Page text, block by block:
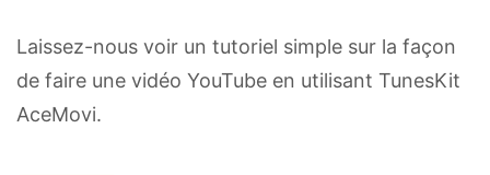
Laissez-nous voir un tutoriel simple sur la façon
de faire une vidéo YouTube en utilisant TunesKit
AceMovi.